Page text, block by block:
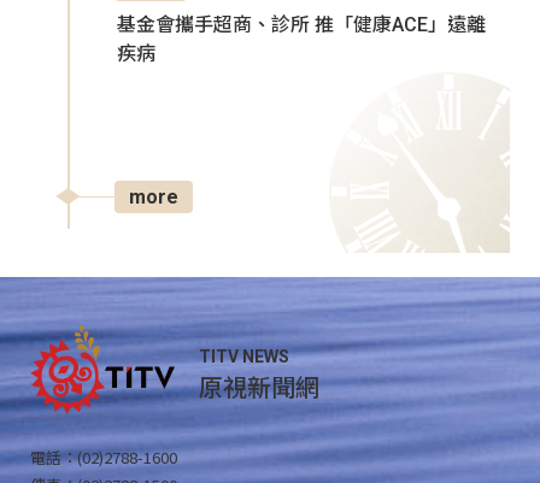
基金會攜手超商、診所 推「健康ACE」遠離
疾病
more
TITV NEWS
原視新聞網
電話：(02)2788-1600